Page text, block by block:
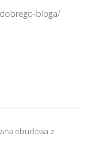
bloga/
obudowa z